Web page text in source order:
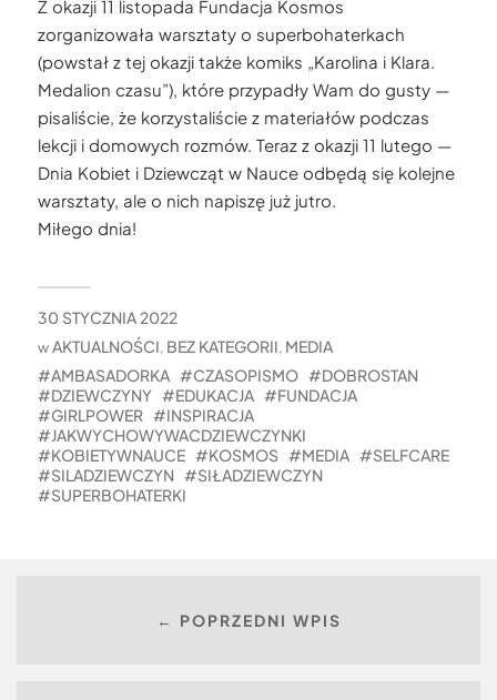
Z okazji 11 listopada Fundacja Kosmos
zorganizowała warsztaty o superbohaterkach
(powstał z tej okazji także komiks „Karolina i Klara.
Medalion czasu”), które przypadły Wam do gusty —
pisaliście, że korzystaliście z materiałów podczas
lekcji i domowych rozmów. Teraz z okazji 11 lutego —
Dnia Kobiet i Dziewcząt w Nauce odbędą się kolejne
warsztaty, ale o nich napiszę już jutro.
Miłego dnia!
30 STYCZNIA 2022
wAKTUALNOŚCI, BEZ KATEGORII, MEDIA
AMBASADORKA
CZASOPISMO
DOBROSTAN
DZIEWCZYNY
EDUKACJA
FUNDACJA
GIRLPOWER
INSPIRACJA
JAKWYCHOWYWACDZIEWCZYNKI
KOBIETYWNAUCE
KOSMOS MEDIA
SELFCARE
SILADZIEWCZYN
SIŁADZIEWCZYN
SUPERBOHATERKI
← POPRZEDNI WPIS